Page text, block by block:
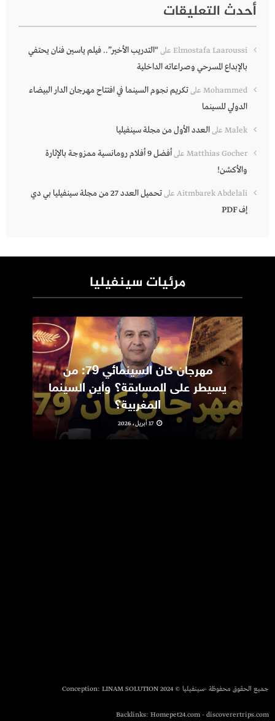
أحدث التعليقات
Elmostafa Laaroussi على“التدريب الأخير”.. فيلم ياسين فنان يحتفي
بالإبداع المسرحي وصراعاته الداخلية
Mohammed علىتكريم نجوم السينما في افتتاح مهرجان الدار البيضاء
الدولي للسينما
Malek علىالعدد الأول من مجلة سينفيليا
Matthias Gocher على
أفضل 9 أفلام رومانسية ممزوجة بالإثارة
والأكشن!
Aitmbarek Abdelali على
تحميل العدد 27 من مجلة سينفيليا بي دي
إف PDF
مرئيات سينفيليا
مهرجان كان السينمائي 79: من
يسيطر على المسابقة؟ وأين السينما
المغربية؟
17 أبريل، 2026
جميع الحقوق محفوظة -سينفيليا © 2024 Conception: LINAM SOLUTION
Backlinks: Homepet24.com - discoverertrips.com